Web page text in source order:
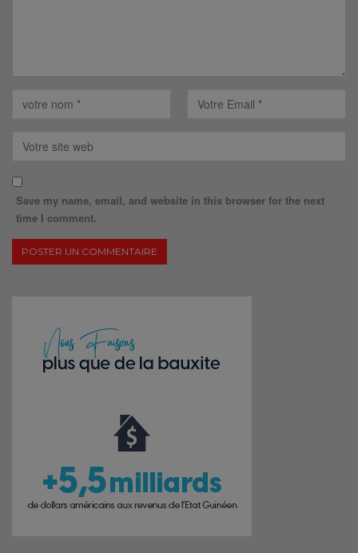
Save my name, email, and website in this browser for the next
time I comment.